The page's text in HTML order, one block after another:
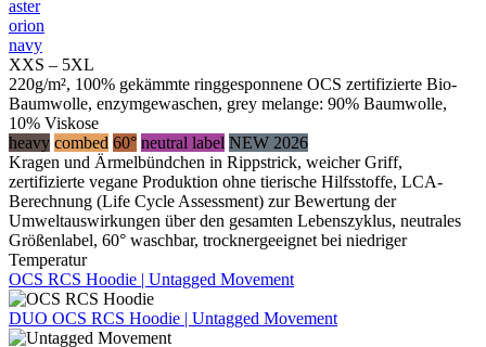
aster
orion
navy
XXS – 5XL
220g/m², 100% gekämmte ringgesponnene OCS zertifizierte Bio-
Baumwolle, enzymgewaschen, grey melange: 90% Baumwolle,
10% Viskose
heavy combed 60° neutral label NEW 2026
Kragen und Ärmelbündchen in Rippstrick, weicher Griff,
zertifizierte vegane Produktion ohne tierische Hilfsstoffe, LCA-
Berechnung (Life Cycle Assessment) zur Bewertung der
Umweltauswirkungen über den gesamten Lebenszyklus, neutrales
Größenlabel, 60° waschbar, trocknergeeignet bei niedriger
Temperatur
OCS RCS Hoodie | Untagged Movement
DUO OCS RCS Hoodie | Untagged Movement